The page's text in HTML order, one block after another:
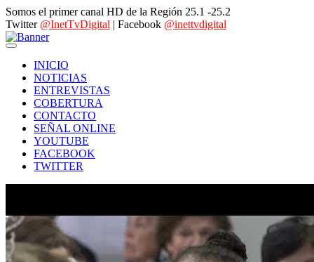
Somos el primer canal HD de la Región 25.1 -25.2
Twitter @InetTvDigital | Facebook @inettvdigital
INICIO
NOTICIAS
ENTREVISTAS
COBERTURA
CONTACTO
SEÑAL ONLINE
YOUTUBE
FACEBOOK
TWITTER